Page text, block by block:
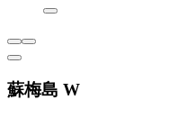
蘇梅島 W